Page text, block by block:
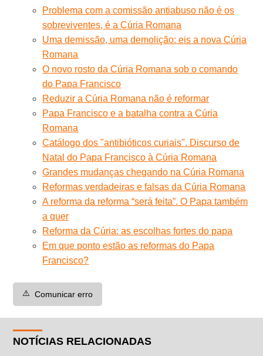
Problema com a comissão antiabuso não é os
sobreviventes, é a Cúria Romana
Uma demissão, uma demolição: eis a nova Cúria
Romana
O novo rosto da Cúria Romana sob o comando
do Papa Francisco
Reduzir a Cúria Romana não é reformar
Papa Francisco e a batalha contra a Cúria
Romana
Catálogo dos "antibióticos curiais". Discurso de
Natal do Papa Francisco à Cúria Romana
Grandes mudanças chegando na Cúria Romana
Reformas verdadeiras e falsas da Cúria Romana
A reforma da reforma “será feita”. O Papa também
a quer
Reforma da Cúria: as escolhas fortes do papa
Em que ponto estão as reformas do Papa
Francisco?
⚠️ Comunicar erro
NOTÍCIAS RELACIONADAS